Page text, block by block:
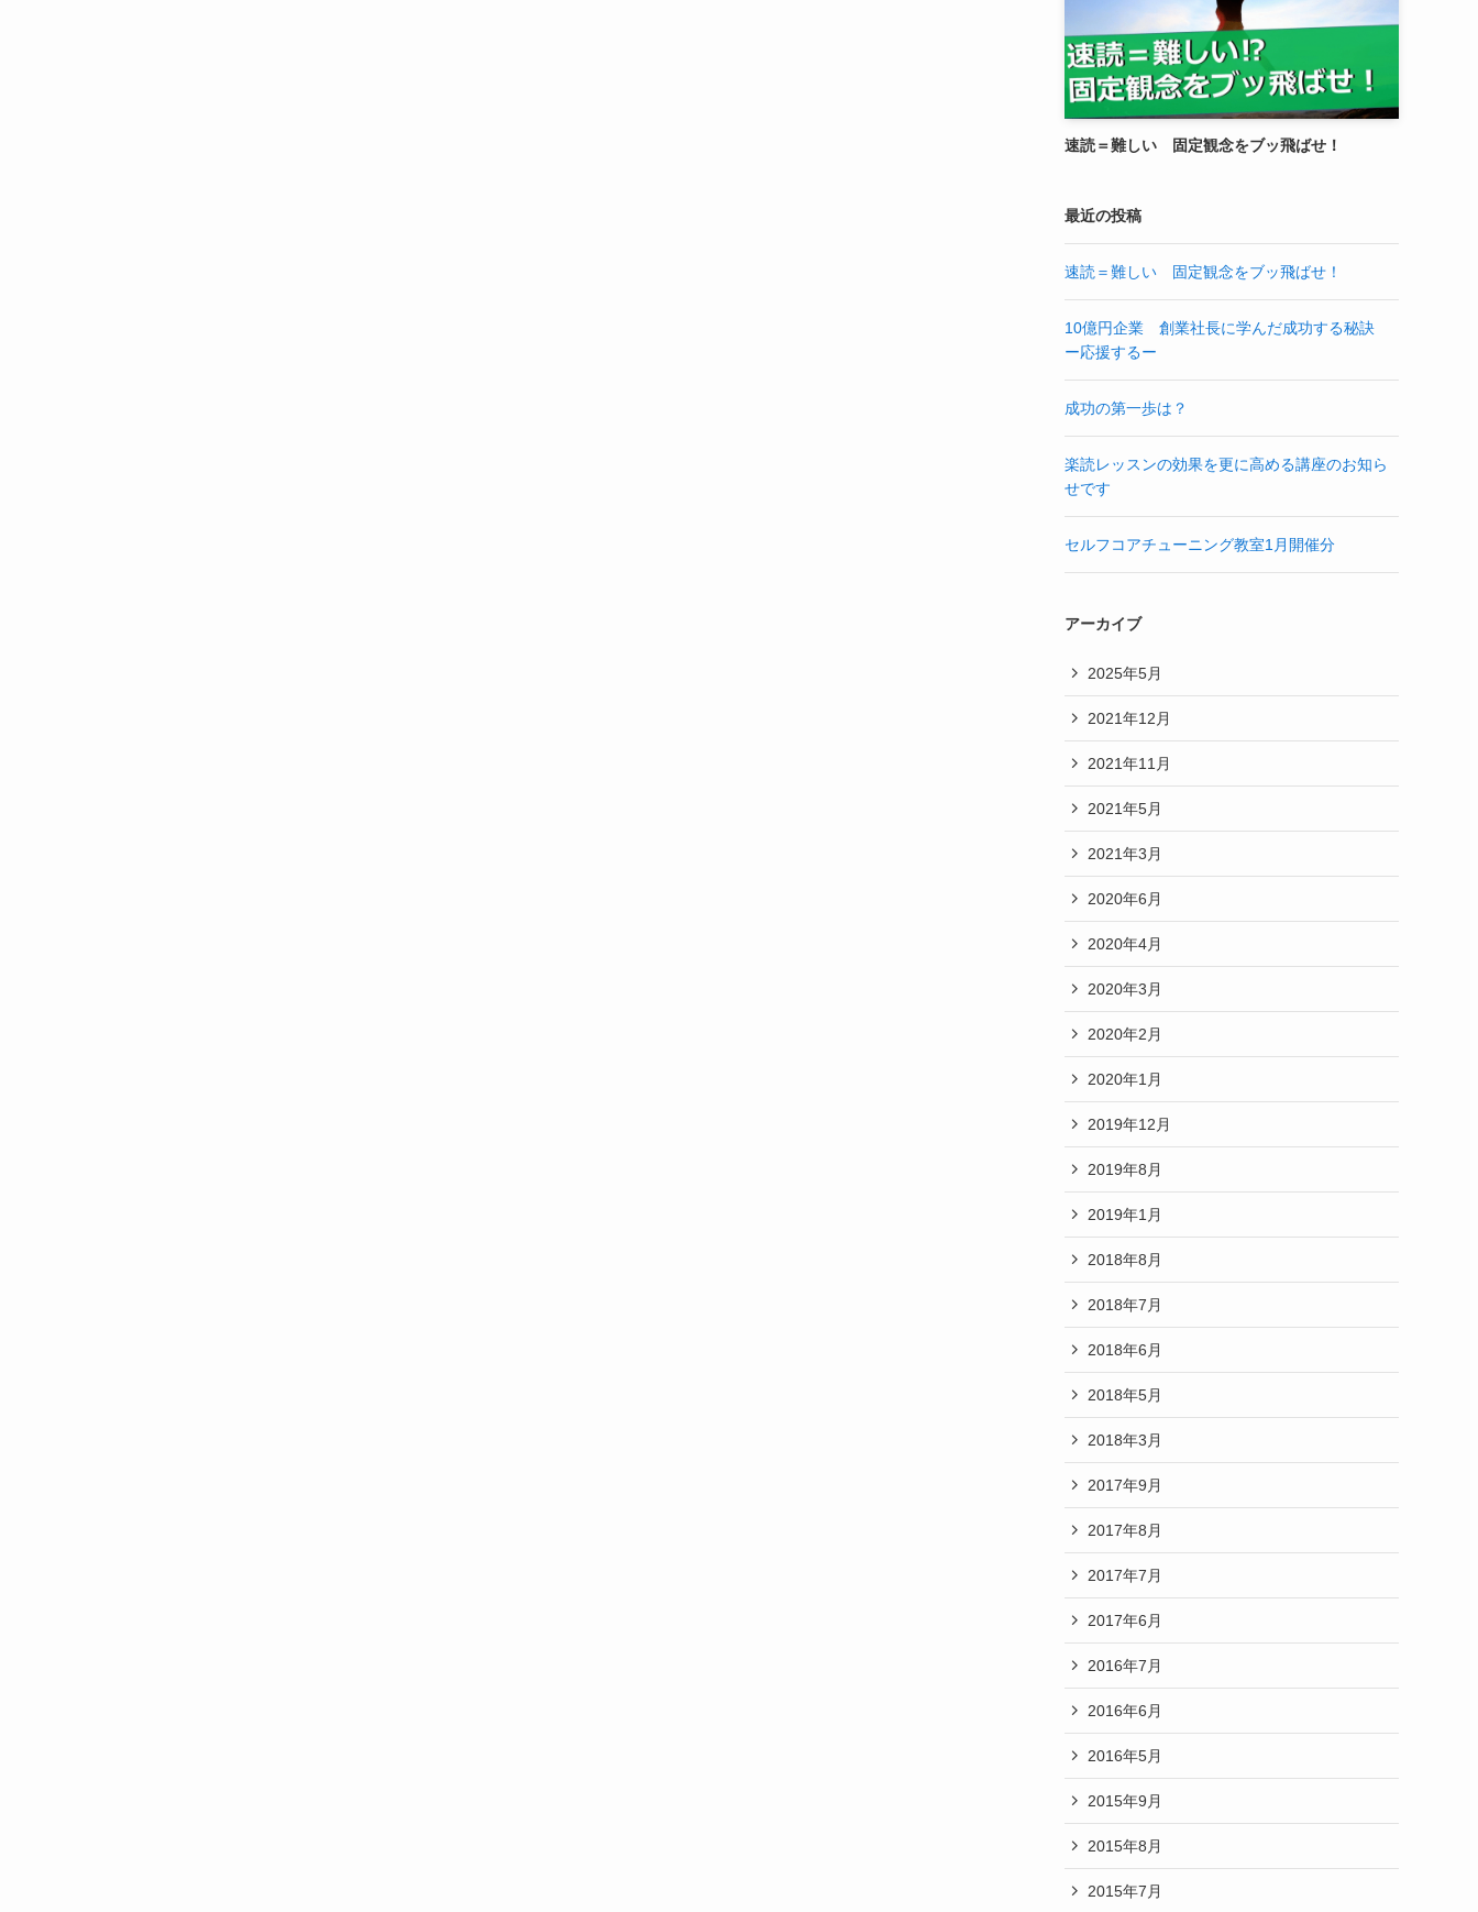
速読＝難しい 固定観念をブッ飛ばせ！
最近の投稿
速読＝難しい 固定観念をブッ飛ばせ！
10億円企業 創業社長に学んだ成功する秘訣
ー応援するー
成功の第一歩は？
楽読レッスンの効果を更に高める講座のお知ら
せです
セルフコアチューニング教室1月開催分
アーカイブ
2025年5月
2021年12月
2021年11月
2021年5月
2021年3月
2020年6月
2020年4月
2020年3月
2020年2月
2020年1月
2019年12月
2019年8月
2019年1月
2018年8月
2018年7月
2018年6月
2018年5月
2018年3月
2017年9月
2017年8月
2017年7月
2017年6月
2016年7月
2016年6月
2016年5月
2015年9月
2015年8月
2015年7月